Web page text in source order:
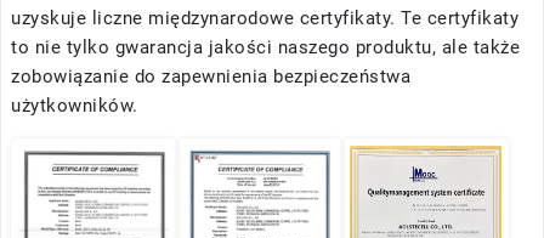
uzyskuje liczne międzynarodowe certyfikaty. Te certyfikaty
to nie tylko gwarancja jakości naszego produktu, ale także
zobowiązanie do zapewnienia bezpieczeństwa
użytkowników.